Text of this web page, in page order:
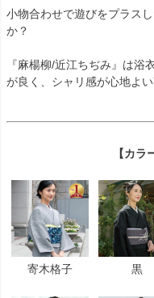
小物合わせで遊びをプラス
か？
『麻楊柳/近江ちぢみ』は浴
が良く、シャリ感が心地よ
【カラ
寄木格子 黒